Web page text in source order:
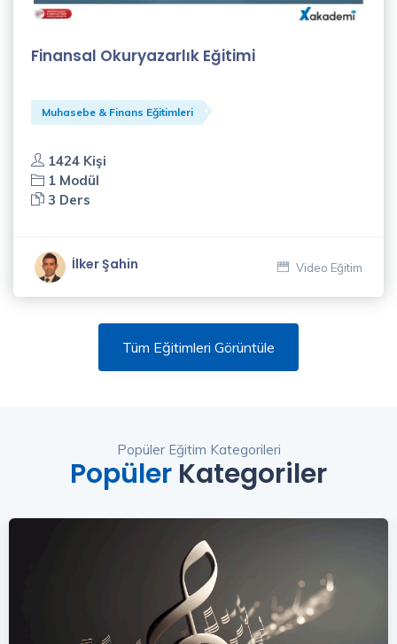
Finansal Okuryazarlık Eğitimi
Muhasebe & Finans Eğitimleri
1424 Kişi
1 Modül
3 Ders
İlker Şahin Video Eğitim
Tüm Eğitimleri Görüntüle
Popüler Eğitim Kategorileri
Popüler Kategoriler